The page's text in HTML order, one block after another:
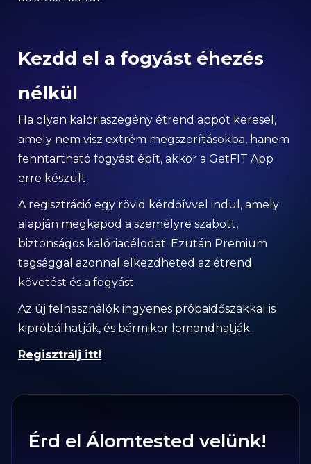
Kezdd el a fogyást éhezés
nélkül
Ha olyan kalóriaszegény étrend appot keresel,
amely nem visz extrém megszorításokba, hanem
fenntartható fogyást épít, akkor a GetFIT App
erre készült.
A regisztráció egy rövid kérdőívvel indul, amely
alapján megkapod a személyre szabott,
biztonságos kalóriacélodat. Ezután Premium
tagsággal azonnal elkezdheted az étrend
követést és a fogyást.
Az új felhasználók ingyenes próbaidőszakkal is
kipróbálhatják, és bármikor lemondhatják.
Regisztrálj itt!
Érd el Álomtested velünk!